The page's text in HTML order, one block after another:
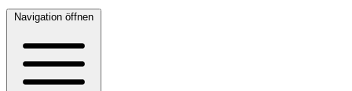
Navigation öffnen